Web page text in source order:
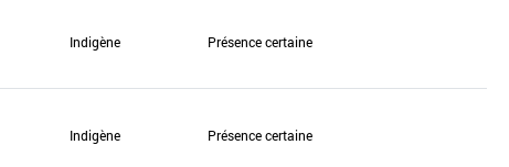
Indigène Présence certaine
Indigène Présence certaine